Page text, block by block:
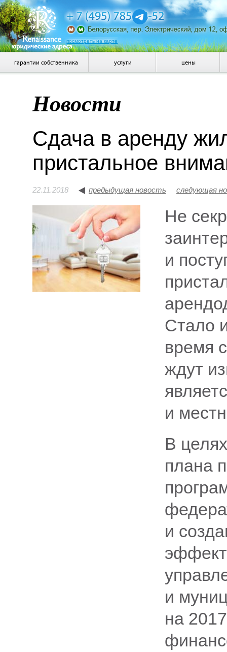
посмотреть на карте
гарантии собственника услуги цены
Новости
Сдача в аренду
пристальное
22.11.2018 предыдущая новость следующая
Не
и
Стало
время
ждут
и
В
плана
и
и
на